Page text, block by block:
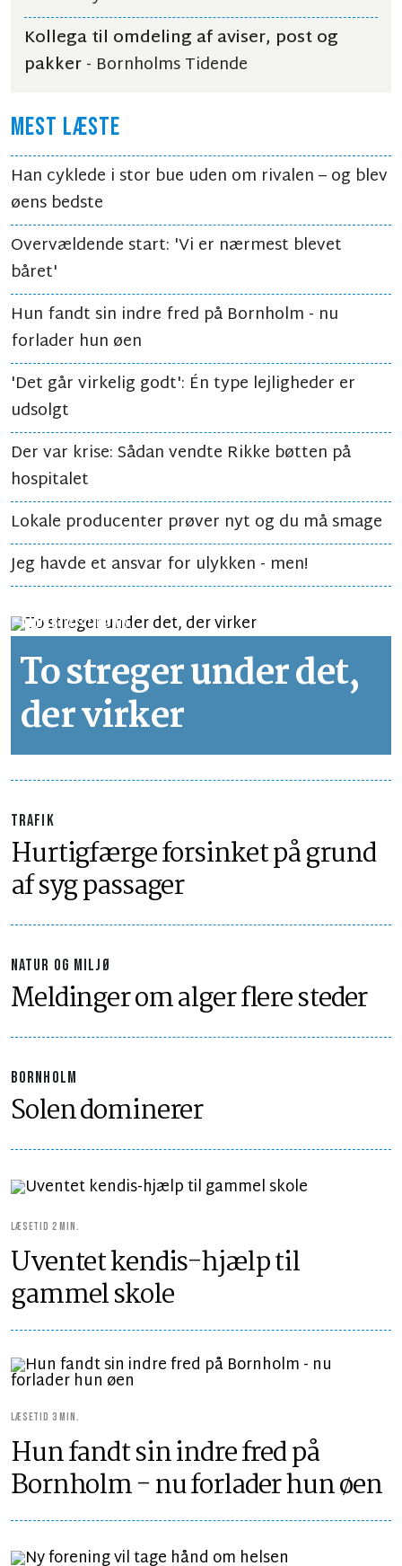
Kollega til omdeling af aviser, post og
pakker- Bornholms Tidende
MEST LÆSTE
Han cyklede i stor bue uden om rivalen – og blev
øens bedste
Overvældende start: 'Vi er nærmest blevet
båret'
Hun fandt sin indre fred på Bornholm - nu
forlader hun øen
'Det går virkelig godt': Én type lejligheder er
udsolgt
Der var krise: Sådan vendte Rikke bøtten på
hospitalet
Lokale producenter prøver nyt og du må smage
Jeg havde et ansvar for ulykken - men!
LEDERLÆSETID 2 MIN.
To streger under det,
der virker
TRAFIK
Hurtigfærge forsinket på grund
af syg passager
NATUR OG MILJØ
Meldinger om alger flere steder
BORNHOLM
Solen dominerer
LÆSETID 2 MIN.
Uventet kendis-hjælp til
gammel skole
LÆSETID 3 MIN.
Hun fandt sin indre fred på
Bornholm - nu forlader hun øen